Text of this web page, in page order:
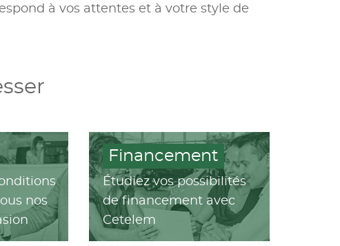
à vos attentes et à votre style de
nos
Financement
Étudiez vos possibilités
de financement avec
Cetelem